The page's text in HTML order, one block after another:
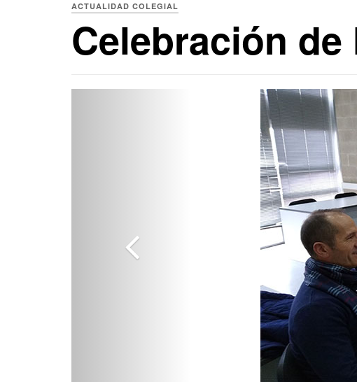
ACTUALIDAD COLEGIAL
Celebración de